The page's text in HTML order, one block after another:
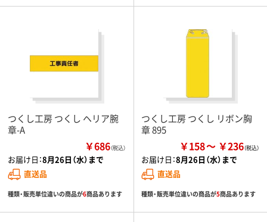
つくし工房 つくし ヘリア腕
章-A
￥686（税込）
お届け日：8月26日（水）まで
直送品
種類・販売単位違いの商品が6商品あります
つくし工房 つくし リボン胸
章 895
￥158 ￥236
お届け日：8月26日（水）まで
直送品
種類・販売単位違いの商品が5商品あります